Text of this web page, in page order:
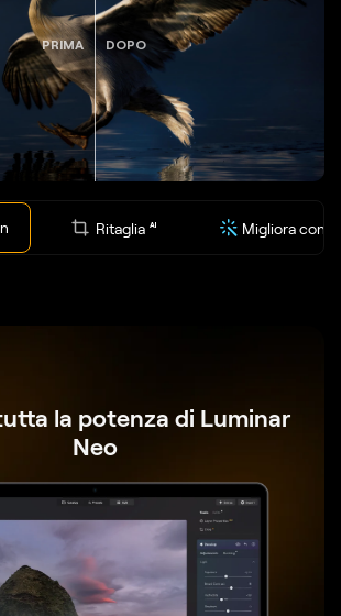
PRIMA DOPO
Ritaglia AI Migliora con
la potenza di Luminar
Neo